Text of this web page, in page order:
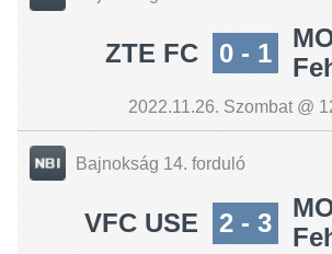
ZTE FC 0 - 1
2022.11.26. Szombat @
Bajnokság 14. forduló
VFC USE 2 - 3